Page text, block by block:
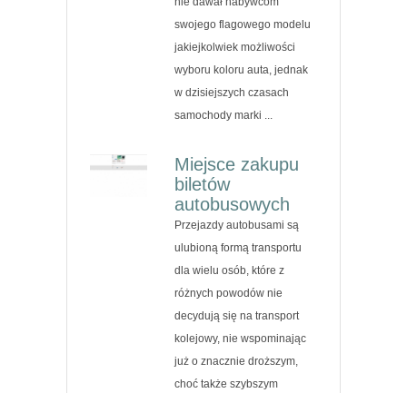
swojego flagowego modelu
jakiejkolwiek możliwości
wyboru koloru auta, jednak
w dzisiejszych czasach
samochody marki ...
Miejsce zakupu
biletów
autobusowych
Przejazdy autobusami są
ulubioną formą transportu
dla wielu osób, które z
różnych powodów nie
decydują się na transport
kolejowy, nie wspominając
już o znacznie droższym,
choć także szybszym